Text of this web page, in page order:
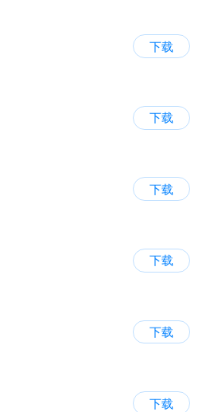
下载
下载
下载
下载
下载
下载